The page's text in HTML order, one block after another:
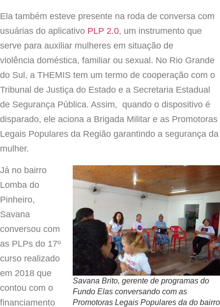
Ela também esteve presente na roda de conversa com
usuárias do aplicativo PLP 2.0, um instrumento que
serve para auxiliar mulheres em situação de
violência doméstica, familiar ou sexual. No Rio Grande
do Sul, a THEMIS tem um termo de cooperação com o
Tribunal de Justiça do Estado e a Secretaria Estadual
de Segurança Pública. Assim, quando o dispositivo é
disparado, ele aciona a Brigada Militar e as Promotoras
Legais Populares da Região garantindo a segurança da
mulher.
Savana Brito, gerente de programas do
Fundo Elas conversando com as
Promotoras Legais Populares da do bairro
Já no bairro
Lomba do
Pinheiro,
Savana
conversou com
as PLPs do 17º
curso realizado
em 2018 que
contou com o
financiamento